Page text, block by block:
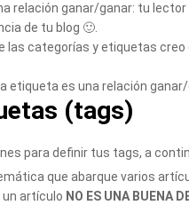
relación ganar/ganar: tu
de tu blog 🙂.
las categorías y etiquetas creo
etiqueta es una relación
(tags)
para definir tus tags, a
que abarque varios
artículo NO ES UNA BUENA